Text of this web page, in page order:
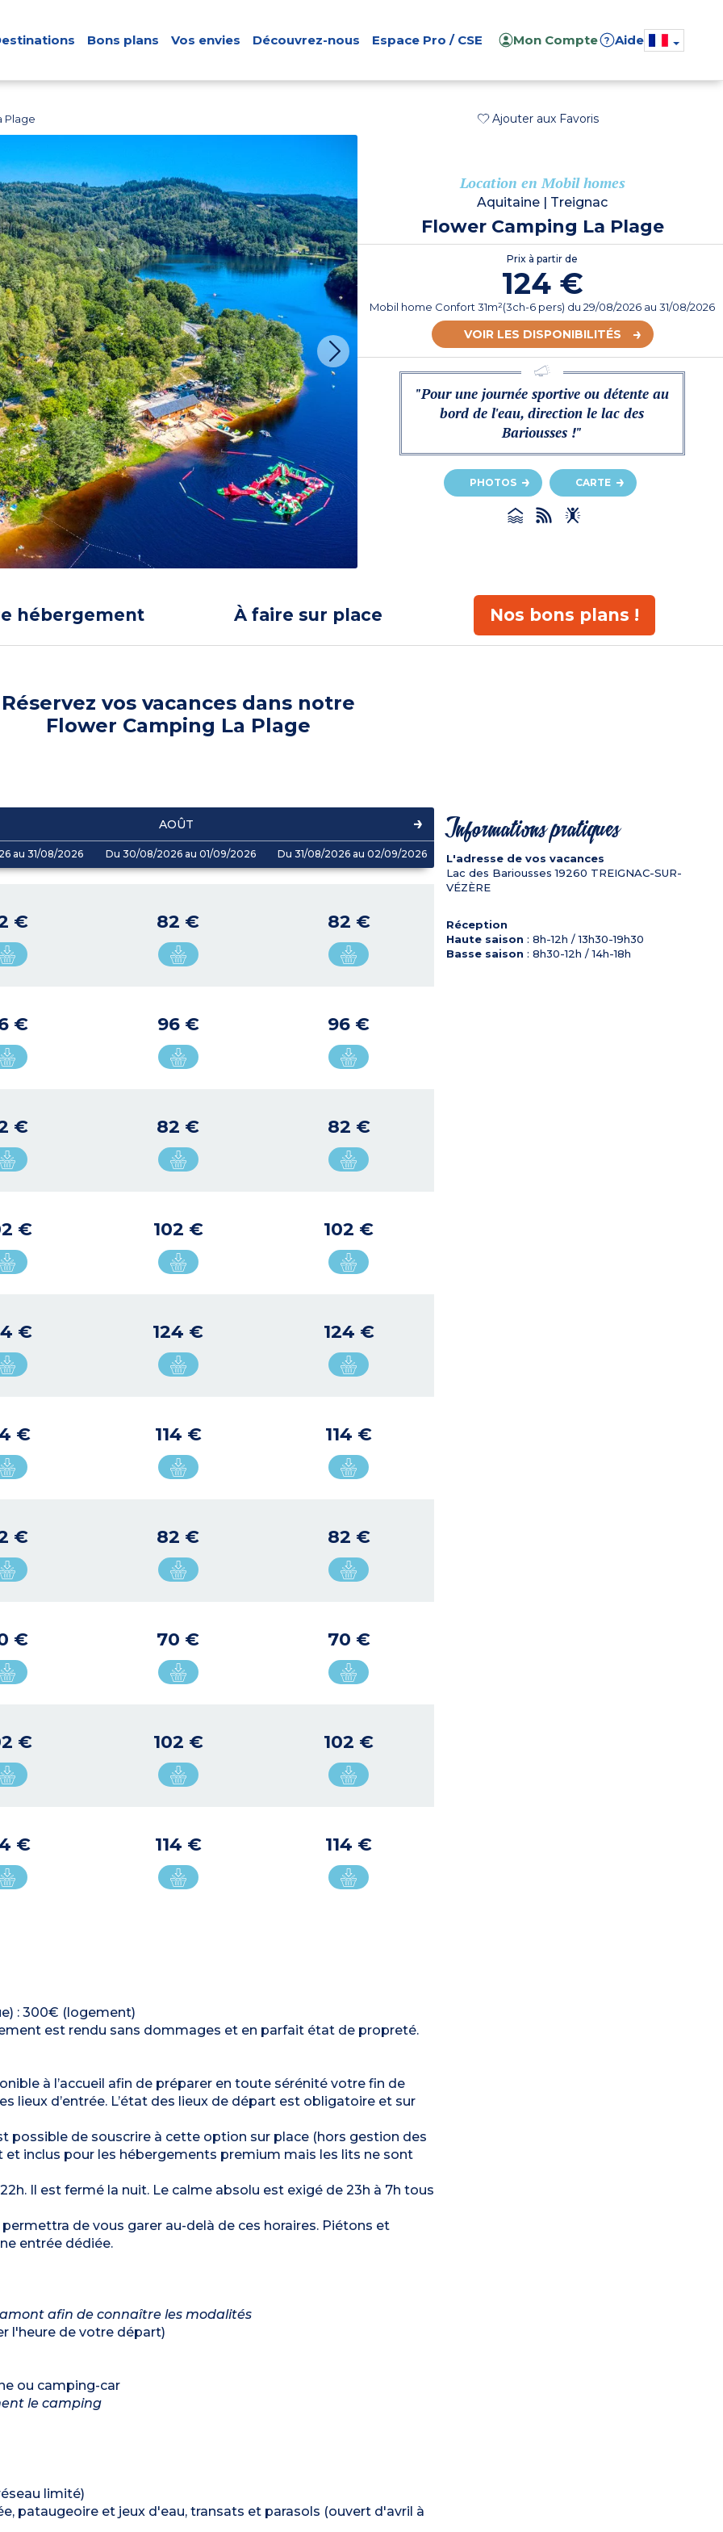
Bons plans Vos envies Découvrez-nous Espace Pro / CSE Mon Compte ? Aide
Plage Ajouter aux Favoris
Location en Mobil homes
Aquitaine Treignac
Flower Camping La Plage
Prix à partir de
124 €
Mobil home Confort 31m²(3ch-6 pers) du 29/08/2026 au 31/08/2026
VOIR LES DISPONIBILITÉS
"Pour une journée sportive ou détente au
bord de l'eau, direction le lac des
Bariousses !"
PHOTOS CARTE
hébergement À faire sur place Nos bons plans !
Réservez vos vacances dans notre
Flower Camping La Plage
AOÛT
au 31/08/2026 Du 30/08/2026 au 01/09/2026 Du 31/08/2026 au 02/09/2026
€ 82 € 82 €
€ 96 € 96 €
€ 82 € 82 €
€ 102 € 102 €
€ 124 € 124 €
€ 114 € 114 €
€ 82 € 82 €
€ 70 € 70 €
€ 102 € 102 €
€ 114 € 114 €
: 300€ (logement)
est rendu sans dommages et en parfait état de propreté.
à l’accueil afin de préparer en toute sérénité votre fin de
lieux d’entrée. L’état des lieux de départ est obligatoire et sur
possible de souscrire à cette option sur place (hors gestion des
inclus pour les hébergements premium mais les lits ne sont
Il est fermé la nuit. Le calme absolu est exigé de 23h à 7h tous
de vous garer au-delà de ces horaires. Piétons et
entrée dédiée.
afin de connaître les modalités
l'heure de votre départ)
ou camping-car
le camping
limité)
pataugeoire et jeux d'eau, transats et parasols (ouvert d'avril à
Informations pratiques
L'adresse de vos vacances
Lac des Bariousses 19260 TREIGNAC-SUR-
VÉZÈRE
Réception
Haute saison : 8h-12h / 13h30-19h30
Basse saison : 8h30-12h / 14h-18h